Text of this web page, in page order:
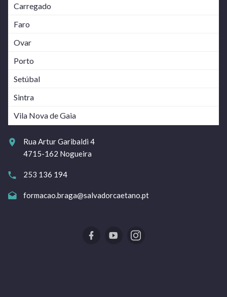
Carregado
Faro
Ovar
Porto
Setúbal
Sintra
Vila Nova de Gaia
Rua Artur Garibaldi 4
4715-162 Nogueira
253 136 194
formacao.braga@salvadorcaetano.pt